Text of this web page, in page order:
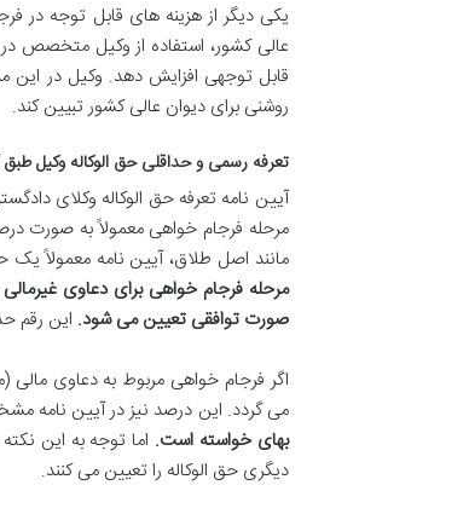
یکی دیگر از هزینه های قابل توجه در
عالی کشور، استفاده از وکیل متخصص
قابل توجهی افزایش دهد. وکیل در این
روشنی برای دیوان عالی کشور تبیین کند.
تعرفه رسمی و حداقلی حق الوکاله وکیل طبق
آیین نامه تعرفه حق الوکاله وکلای
مرحله فرجام خواهی معمولاً به صورت
مانند اصل طلاق، آیین نامه معمولاً یک
صورت توافقی تعیین می شود. این رقم
اگر فرجام خواهی مربوط به دعاوی مالی
می گردد. این درصد نیز در آیین نامه
بهای خواسته است. اما توجه به این
دیگری حق الوکاله را تعیین می کنند.